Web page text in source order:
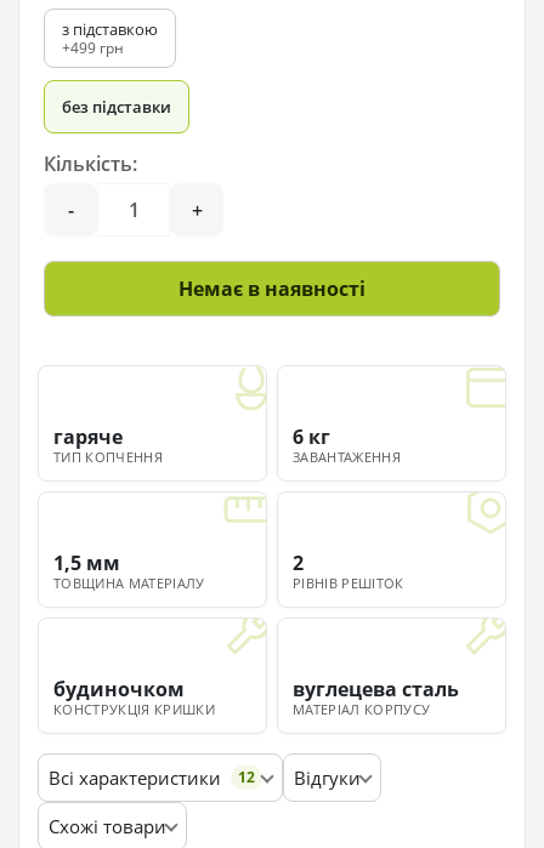
з підставкою
+499 грн
без підставки
Кількість:
-
+
Немає в наявності
ТИП КОПЧЕННЯ
гаряче
ЗАВАНТАЖЕННЯ
6 кг
ТОВЩИНА МАТЕРІАЛУ
1,5 мм
РІВНІВ РЕШІТОК
2
КОНСТРУКЦІЯ КРИШКИ
будиночком
МАТЕРІАЛ КОРПУСУ
вуглецева сталь
Всі характеристики 12
Відгуки
Схожі товари